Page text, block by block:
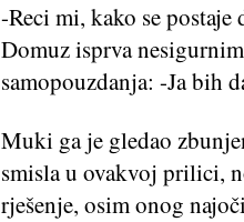
-Reci mi, kako se
Domuz isprva
samopouzdanja: -Ja bih
Muki ga je gledao
smisla u ovakvoj prilici,
rješenje, osim onog